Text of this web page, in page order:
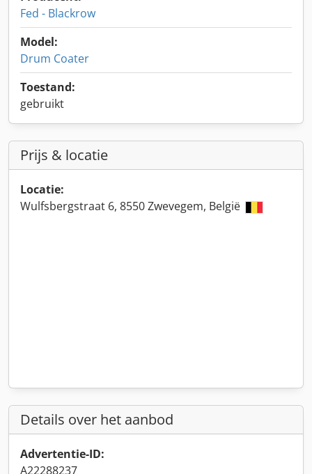
Fed - Blackrow
Model:
Drum Coater
Toestand:
gebruikt
Prijs & locatie
Locatie:
Wulfsbergstraat 6, 8550 Zwevegem, België
Details over het aanbod
Advertentie-ID:
A22288237